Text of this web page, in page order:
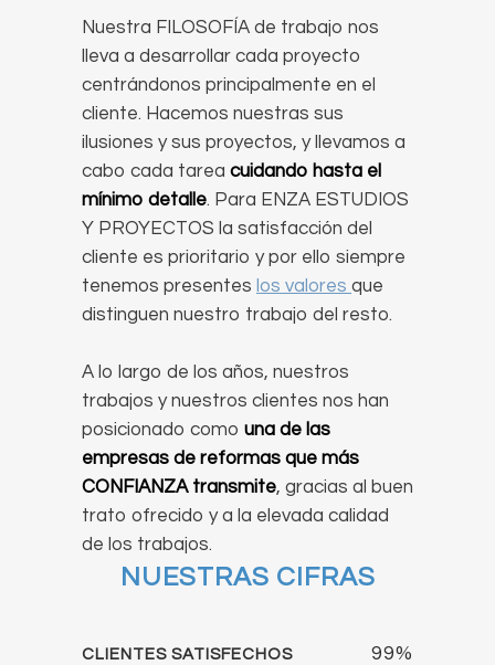
Nuestra FILOSOFÍA de trabajo nos
lleva a desarrollar cada proyecto
centrándonos principalmente en el
cliente. Hacemos nuestras sus
ilusiones y sus proyectos, y llevamos a
cabo cada tarea cuidando hasta el
mínimo detalle. Para ENZA ESTUDIOS
Y PROYECTOS la satisfacción del
cliente es prioritario y por ello siempre
tenemos presentes los valores que
distinguen nuestro trabajo del resto.
A lo largo de los años, nuestros
trabajos y nuestros clientes nos han
posicionado como una de las
empresas de reformas que más
CONFIANZA transmite, gracias al buen
trato ofrecido y a la elevada calidad
de los trabajos.
NUESTRAS CIFRAS
CLIENTES SATISFECHOS 99%